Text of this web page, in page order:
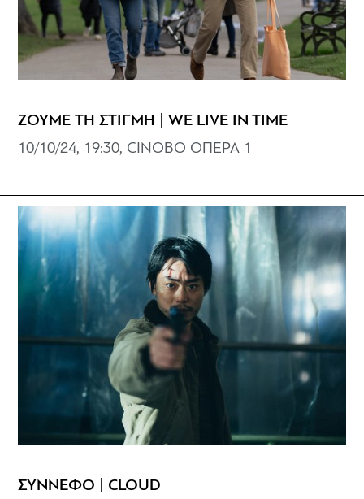
ΖΟΥΜΕ ΤΗ ΣΤΙΓΜΗ | WE LIVE IN TIME
10/10/24, 19:30, CINOBO ΟΠΕΡΑ 1
ΣΥΝΝΕΦΟ | CLOUD